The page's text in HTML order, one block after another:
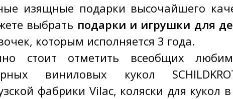
изящные подарки высочайшего
выбрать подарки и игрушки для
которым исполняется 3 года.
стоит отметить всеобщих
виниловых кукол
фабрики Vilac, коляски для кукол